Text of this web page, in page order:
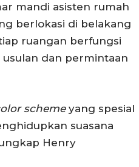
mandi asisten rumah
berlokasi di belakang
ruangan berfungsi
dan permintaan
schemeyang spesial
suasana
Henry